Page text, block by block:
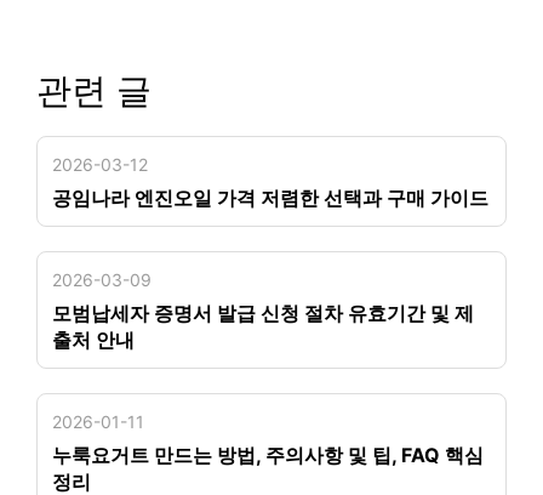
관련 글
2026-03-12
공임나라 엔진오일 가격 저렴한 선택과 구매 가이드
2026-03-09
모범납세자 증명서 발급 신청 절차 유효기간 및 제
출처 안내
2026-01-11
누룩요거트 만드는 방법, 주의사항 및 팁, FAQ 핵심
정리